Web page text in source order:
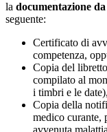
la documentazione
seguente:
Certificato di
competenza,
Copia del
compilato al
i timbri e le
Copia della
medico curante,